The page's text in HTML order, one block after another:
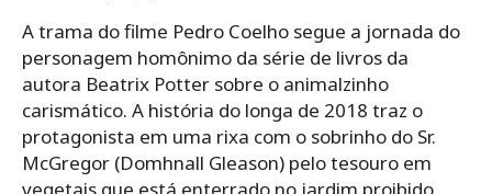
A trama do filme Pedro Coelho segue a jornada do
personagem homônimo da série de livros da
autora Beatrix Potter sobre o animalzinho
carismático. A história do longa de 2018 traz o
protagonista em uma rixa com o sobrinho do Sr.
McGregor (Domhnall Gleason) pelo tesouro em